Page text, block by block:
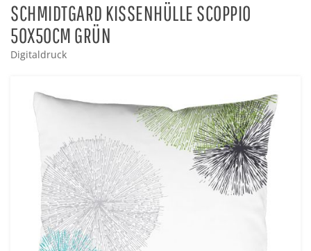
SCHMIDTGARD KISSENHÜLLE SCOPPIO
50X50CM GRÜN
Digitaldruck